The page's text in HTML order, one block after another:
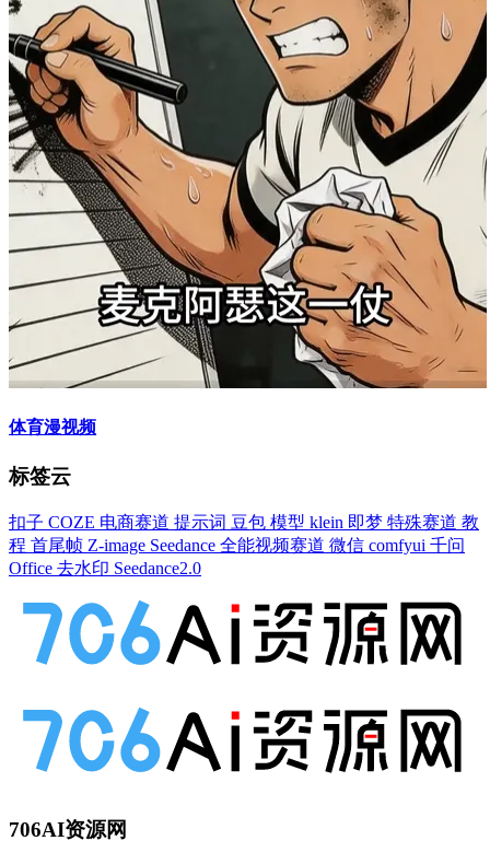
体育漫视频
标签云
扣子 COZE 电商赛道 提示词 豆包 模型 klein 即梦 特殊赛道 教
程 首尾帧 Z-image Seedance 全能视频赛道 微信 comfyui 千问
Office 去水印 Seedance2.0
706AI资源网